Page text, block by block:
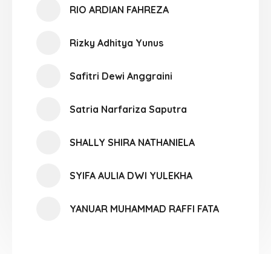
RIO ARDIAN FAHREZA
Rizky Adhitya Yunus
Safitri Dewi Anggraini
Satria Narfariza Saputra
SHALLY SHIRA NATHANIELA
SYIFA AULIA DWI YULEKHA
YANUAR MUHAMMAD RAFFI FATA